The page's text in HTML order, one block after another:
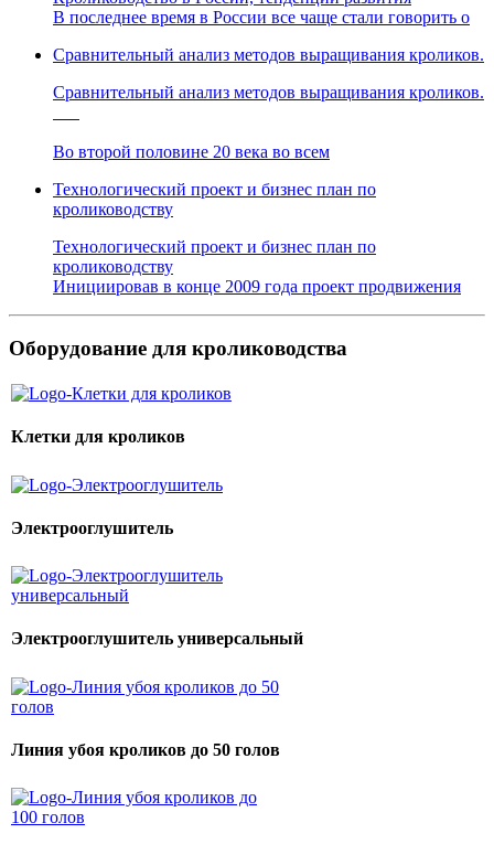
В последнее время в России все чаще стали говорить о
Сравнительный анализ методов выращивания кроликов.
Сравнительный анализ методов выращивания кроликов.
Во второй половине 20 века во всем
Технологический проект и бизнес план по
кролиководству
Технологический проект и бизнес план по
кролиководству
Инициировав в конце 2009 года проект продвижения
Оборудование для кролиководства
Клетки для кроликов
Электрооглушитель
Электрооглушитель универсальный
Линия убоя кроликов до 50 голов